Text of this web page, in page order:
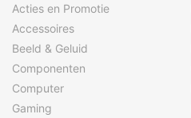
Acties en Promotie
Accessoires
Beeld & Geluid
Componenten
Computer
Gaming